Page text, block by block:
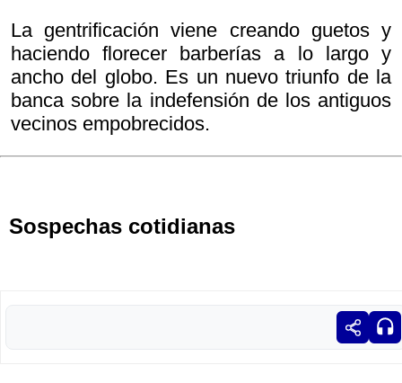
La gentrificación viene creando guetos y
haciendo florecer barberías a lo largo y
ancho del globo. Es un nuevo triunfo de la
banca sobre la indefensión de los antiguos
vecinos empobrecidos.
Sospechas cotidianas